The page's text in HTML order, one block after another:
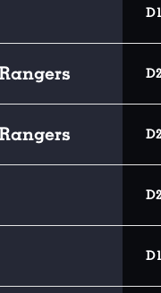
D1
D2
D2
D2
D1